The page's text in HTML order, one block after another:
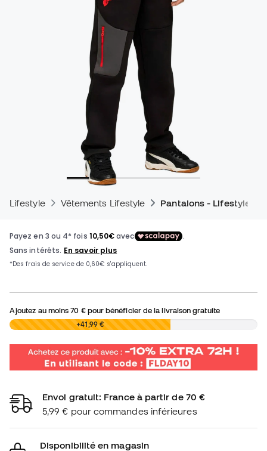
Lifestyle Vêtements Lifestyle Pantalons - Lifestyle
Ajoutez au moins70 €pour bénéficier de la livraison gratuite
0,00 € +41,99 €
Envoi gratuit: France à partir de 70 €
5,99 € pour commandes inférieures
Disponibilité en magasin